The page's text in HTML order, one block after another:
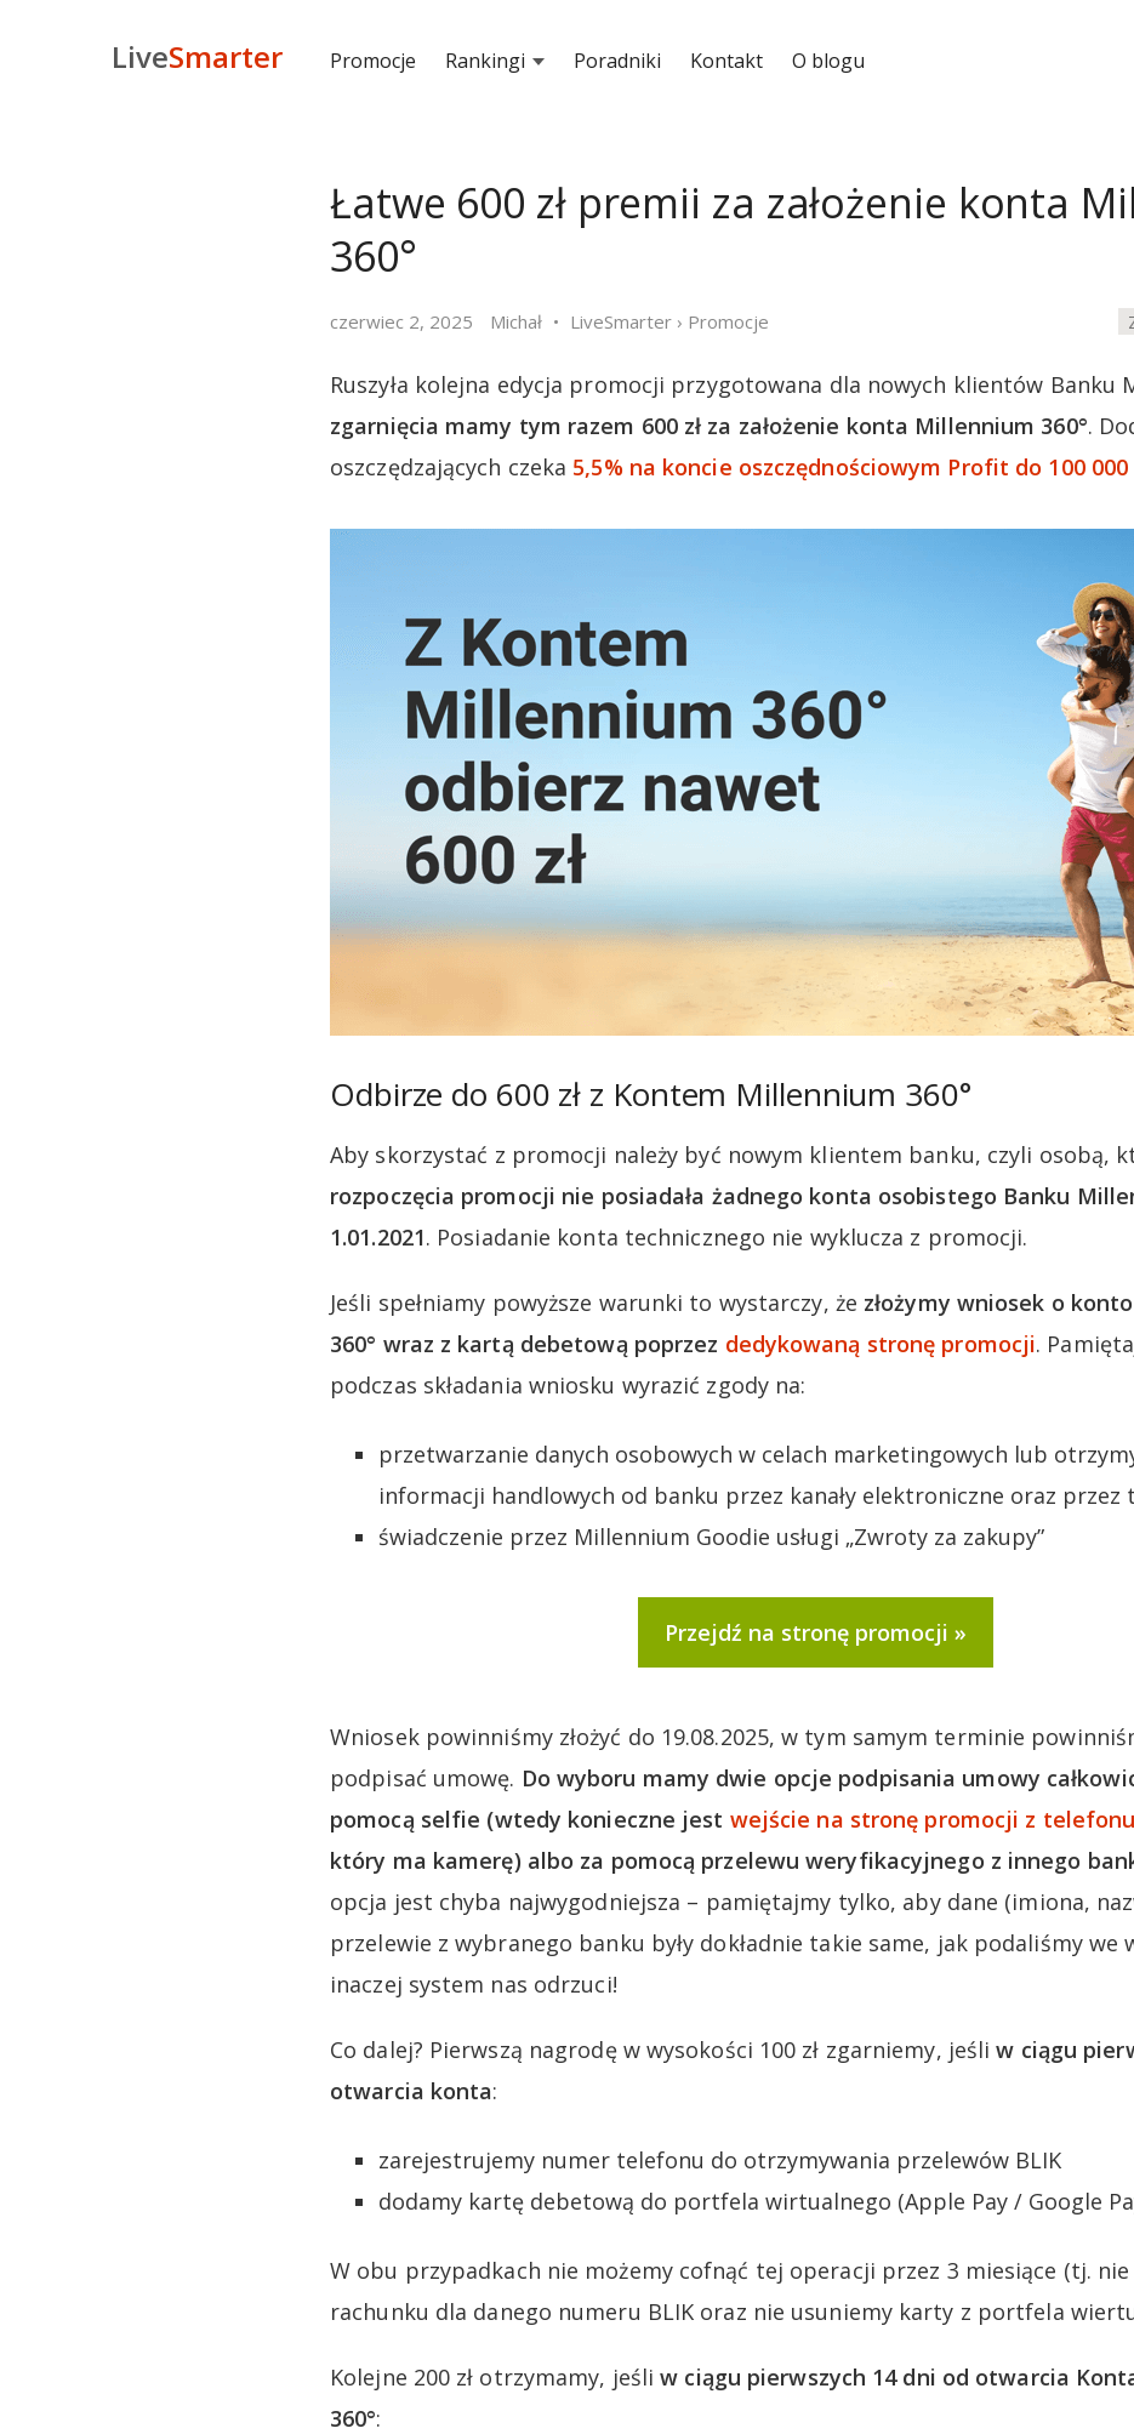
LiveSmarter Promocje Rankingi Poradniki Kontakt O blogu
Łatwe 600 zł premii za założenie konta
360°
czerwiec 2, 2025 Michał LiveSmarter › Promocje
Ruszyła kolejna edycja promocji przygotowana dla nowych klientów Banku
zgarnięcia mamy tym razem 600 zł za założenie konta Millennium 360°.
oszczędzających czeka 5,5% na koncie oszczędnościowym Profit do 100 000
Odbirze do 600 zł z Kontem Millennium 360°
Aby skorzystać z promocji należy być nowym klientem banku, czyli osobą,
rozpoczęcia promocji nie posiadała żadnego konta osobistego Banku
1.01.2021. Posiadanie konta technicznego nie wyklucza z promocji.
Jeśli spełniamy powyższe warunki to wystarczy, że złożymy wniosek o
360° wraz z kartą debetową poprzez dedykowaną stronę promocji.
podczas składania wniosku wyrazić zgody na:
przetwarzanie danych osobowych w celach marketingowych lub
informacji handlowych od banku przez kanały elektroniczne oraz przez
świadczenie przez Millennium Goodie usługi „Zwroty za zakupy”
Przejdź na stronę promocji
Wniosek powinniśmy złożyć do 19.08.2025, w tym samym terminie
podpisać umowę. Do wyboru mamy dwie opcje podpisania umowy
pomocą selfie (wtedy konieczne jest wejście na stronę promocji z
który ma kamerę) albo za pomocą przelewu weryfikacyjnego z innego
opcja jest chyba najwygodniejsza – pamiętajmy tylko, aby dane (imiona,
przelewie z wybranego banku były dokładnie takie same, jak podaliśmy we
inaczej system nas odrzuci!
Co dalej? Pierwszą nagrodę w wysokości 100 zł zgarniemy, jeśliw ciągu
otwarcia konta:
zarejestrujemy numer telefonu do otrzymywania przelewów BLIK
dodamy kartę debetową do portfela wirtualnego (Apple Pay / Google
W obu przypadkach nie możemy cofnąć tej operacji przez 3 miesiące (tj.
rachunku dla danego numeru BLIK oraz nie usuniemy karty z portfela
Kolejne 200 zł otrzymamy, jeśliw ciągu pierwszych 14 dni od otwarcia
360°: